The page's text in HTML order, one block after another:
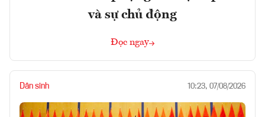
và sự chủ động
Đọc ngay
Dân sinh 10:23, 07/08/2026